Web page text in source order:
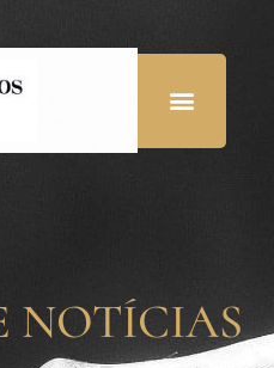
NOTÍCIAS